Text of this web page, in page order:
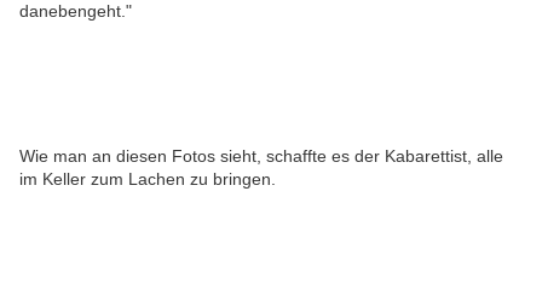
danebengeht."
Wie man an diesen Fotos sieht, schaffte es der Kabarettist, alle
im Keller zum Lachen zu bringen.